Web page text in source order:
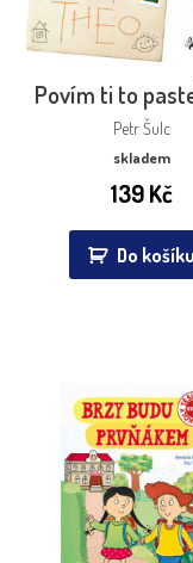
Povím ti to
Petr Šulc
skladem
139Kč
Do košíku